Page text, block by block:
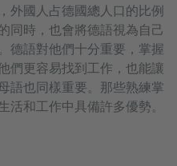
外國人占德國總人口的比例
同時，也會將德語視為自己
德語對他們十分重要，掌握
們更容易找到工作，也能讓
語也同樣重要。那些熟練掌
和工作中具備許多優勢。